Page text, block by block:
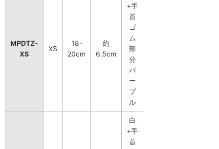
MPDTZ-
XS
XS
18-
20cm
約
6.5cm
+手
首
ゴ
ム
部
分
パ
ー
プ
ル
白
+手
首